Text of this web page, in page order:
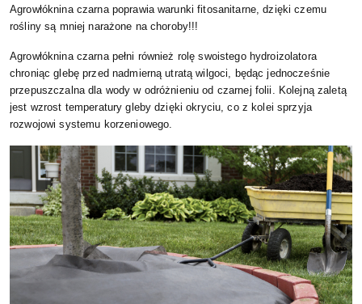
Agrowłóknina czarna poprawia warunki fitosanitarne, dzięki czemu
rośliny są mniej narażone na choroby!!!
Agrowłóknina czarna pełni również rolę swoistego hydroizolatora
chroniąc glebę przed nadmierną utratą wilgoci, będąc jednocześnie
przepuszczalna dla wody w odróżnieniu od czarnej folii. Kolejną zaletą
jest wzrost temperatury gleby dzięki okryciu, co z kolei sprzyja
rozwojowi systemu korzeniowego.